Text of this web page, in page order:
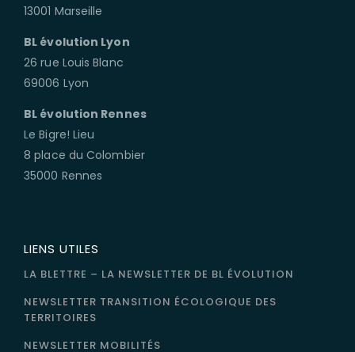
13001 Marseille
BL évolution Lyon
26 rue Louis Blanc
69006 Lyon
BL évolution Rennes
Le Bigre! Lieu
8 place du Colombier
35000 Rennes
LIENS UTILES
LA BLETTRE – LA NEWSLETTER DE BL ÉVOLUTION
NEWSLETTER TRANSITION ÉCOLOGIQUE DES
TERRITOIRES
NEWSLETTER MOBILITÉS